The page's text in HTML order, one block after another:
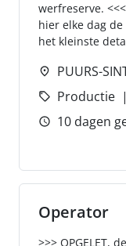
werfreserve.
hier elke dag
het kleinste
PUURS-
Productie
10 dagen
Operator
>>> OPGELET,